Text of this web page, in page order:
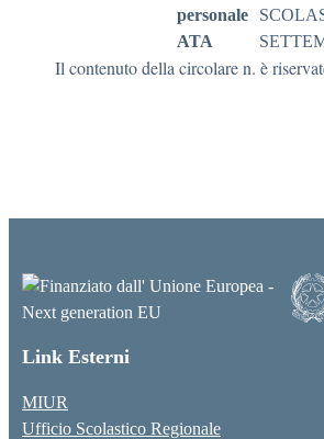
personale
ATA
Il contenuto della circolare n. è
Link Esterni
MIUR
Ufficio Scolastico Regionale